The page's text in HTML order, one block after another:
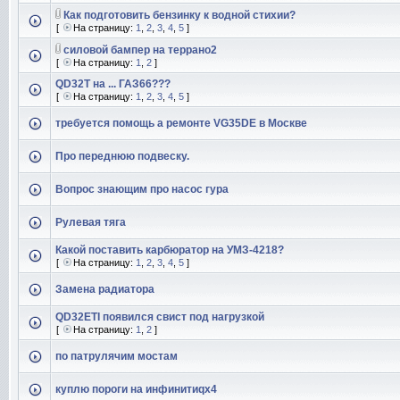
Как подготовить бензинку к водной стихии?
[ На страницу: 1 2 3 4 5 ]
силовой бампер на террано2
[ На страницу: 1 2 ]
QD32T на ... ГАЗ66???
[ На страницу: 1 2 3 4 5 ]
требуется помощь а ремонте VG35DE в Москве
Про переднюю подвеску.
Вопрос знающим про насос гура
Рулевая тяга
Какой поставить карбюратор на УМЗ-4218?
[ На страницу: 1 2 3 4 5 ]
Замена радиатора
QD32ETI появился свист под нагрузкой
[ На страницу: 1 2 ]
по патрулячим мостам
куплю пороги на инфинитиqx4